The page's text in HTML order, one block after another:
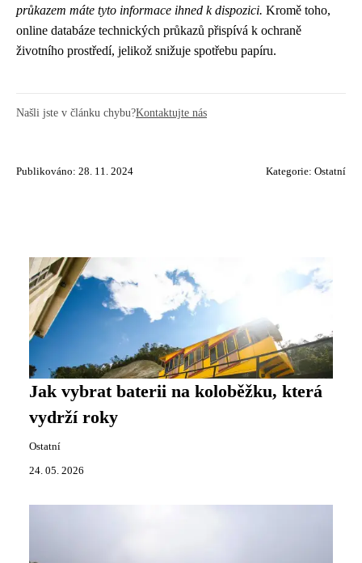
průkazem máte tyto informace ihned k dispozici. Kromě toho,
online databáze technických průkazů přispívá k ochraně
životního prostředí, jelikož snižuje spotřebu papíru.
Našli jste v článku chybu?Kontaktujte nás
Publikováno: 28. 11. 2024 Kategorie: Ostatní
Jak vybrat baterii na koloběžku, která
vydrží roky
Ostatní
24. 05. 2026